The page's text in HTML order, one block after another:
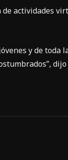
actividades
y de toda